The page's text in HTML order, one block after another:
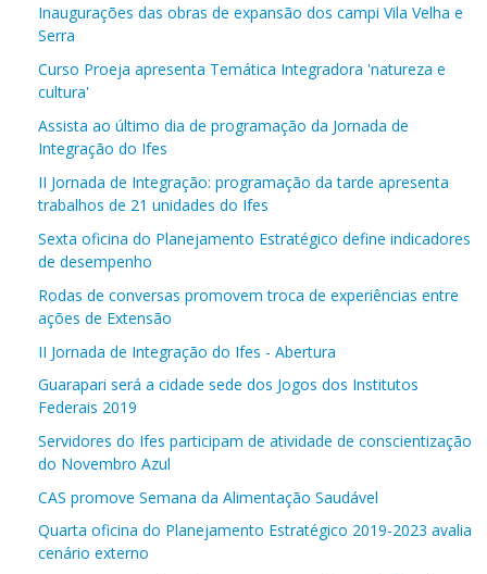
Inaugurações das obras de expansão dos campi Vila Velha e
Serra
Curso Proeja apresenta Temática Integradora 'natureza e
cultura'
Assista ao último dia de programação da Jornada de
Integração do Ifes
II Jornada de Integração: programação da tarde apresenta
trabalhos de 21 unidades do Ifes
Sexta oficina do Planejamento Estratégico define indicadores
de desempenho
Rodas de conversas promovem troca de experiências entre
ações de Extensão
II Jornada de Integração do Ifes - Abertura
Guarapari será a cidade sede dos Jogos dos Institutos
Federais 2019
Servidores do Ifes participam de atividade de conscientização
do Novembro Azul
CAS promove Semana da Alimentação Saudável
Quarta oficina do Planejamento Estratégico 2019-2023 avalia
cenário externo